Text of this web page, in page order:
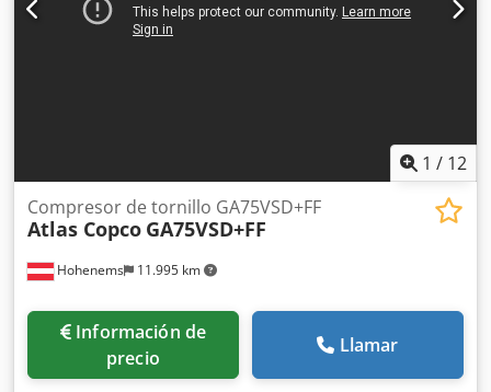
1 / 12
Hohenems 11.995 km
Compresor de tornillo GA75VSD+FF
Atlas Copco GA75VSD+FF
Información de
precio
Llamar